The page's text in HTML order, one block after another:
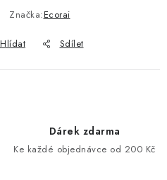
Značka:Ecorai
Hlídat Sdílet
Dárek zdarma
Ke každé objednávce od 200 Kč